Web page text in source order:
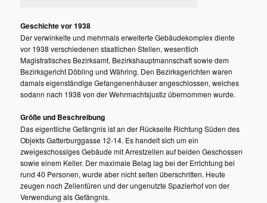
Geschichte vor 1938
Der verwinkelte und mehrmals erweiterte Gebäudekomplex diente
vor 1938 verschiedenen staatlichen Stellen, wesentlich
Magistratisches Bezirksamt, Bezirkshauptmannschaft sowie dem
Bezirksgericht Döbling und Währing. Den Bezirksgerichten waren
damals eigenständige Gefangenenhäuser angeschlossen, welches
sodann nach 1938 von der Wehrmachtsjustiz übernommen wurde.
Größe und Beschreibung
Das eigentliche Gefängnis ist an der Rückseite Richtung Süden des
Objekts Gatterburggasse 12-14. Es handelt sich um ein
zweigeschossiges Gebäude mit Arrestzellen auf beiden Geschossen
sowie einem Keller. Der maximale Belag lag bei der Errichtung bei
rund 40 Personen, wurde aber nicht selten überschritten. Heute
zeugen noch Zellentüren und der ungenutzte Spazierhof von der
Verwendung als Gefängnis.